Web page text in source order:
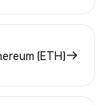
(ETH)